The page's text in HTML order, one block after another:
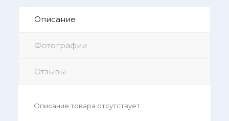
Описание
Фотографии
Отзывы
Описание товара отсутствует